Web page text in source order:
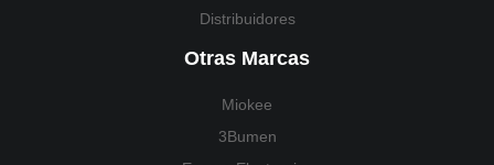
Distribuidores
Otras Marcas
Miokee
3Bumen